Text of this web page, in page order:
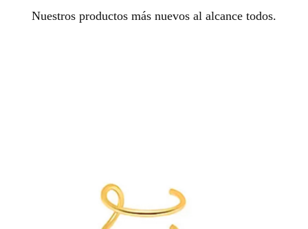
Nuestros productos más nuevos al alcance todos.